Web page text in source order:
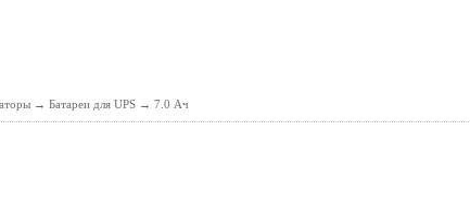
→ Батареи для UPS → 7.0 Ач